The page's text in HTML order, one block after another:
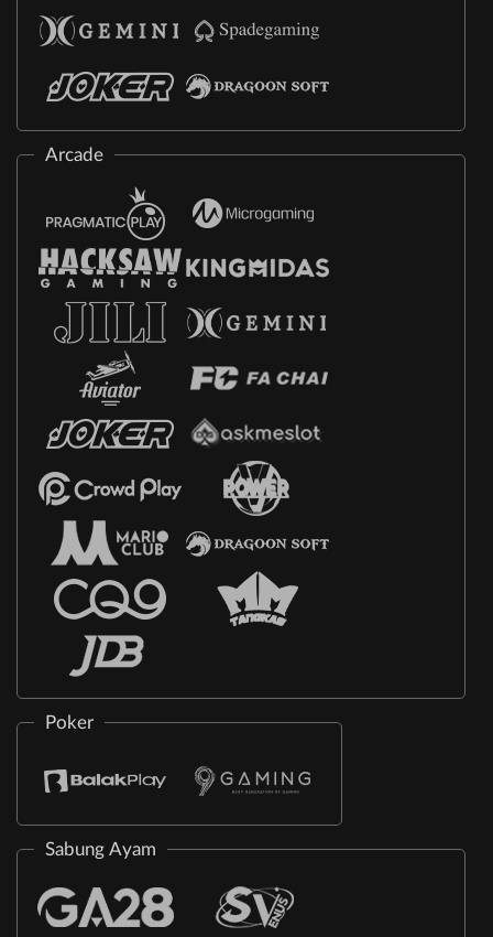
Arcade
Poker
Sabung Ayam